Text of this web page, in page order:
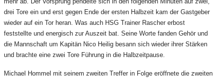
drei Tore ein und erst gegen Ende der ersten Halbzeit kam der Gastgeber
wieder auf ein Tor heran. Was auch HSG Trainer Rascher erbost
feststellte und energisch zur Auszeit bat. Seine Worte fanden Gehör und
die Mannschaft um Kapitän Nico Heilig besann sich wieder ihrer Stärken
und brachte eine zwei Tore Führung in die Halbzeitpause.
Michael Hommel mit seinem zweiten Treffer in Folge eröffnete die zweiten